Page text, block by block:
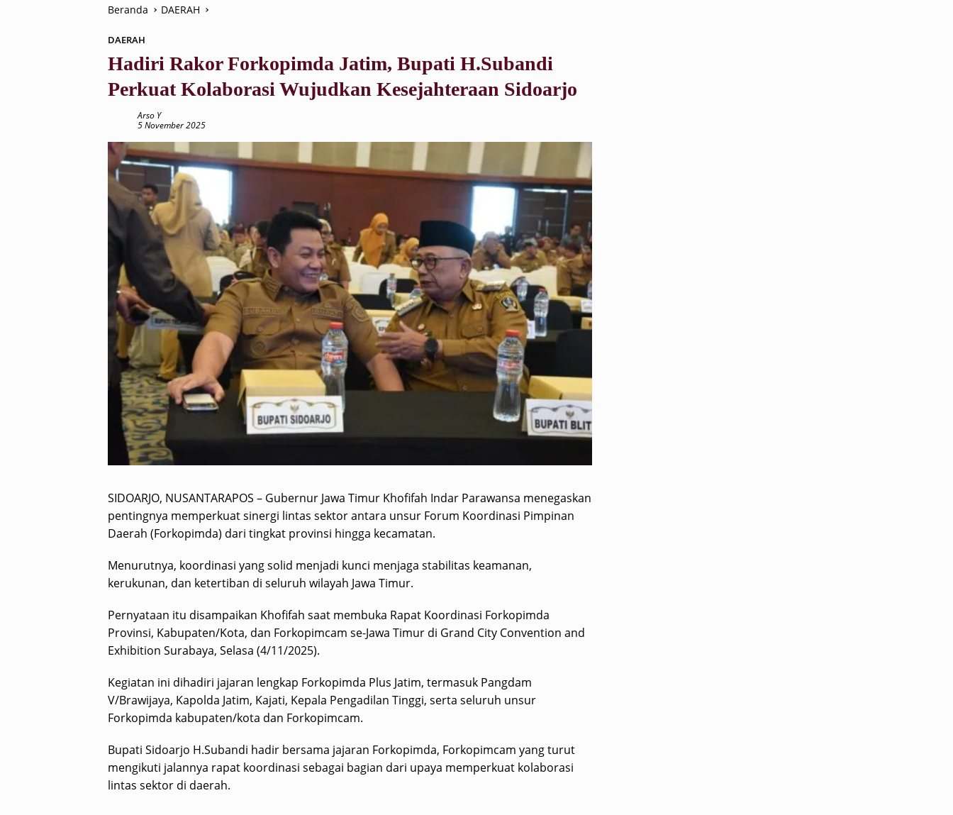
Beranda DAERAH
DAERAH
Hadiri Rakor Forkopimda Jatim, Bupati H.Subandi
Perkuat Kolaborasi Wujudkan Kesejahteraan Sidoarjo
Arso Y
5 November 2025
SIDOARJO, NUSANTARAPOS – Gubernur Jawa Timur Khofifah Indar Parawansa menegaskan
pentingnya memperkuat sinergi lintas sektor antara unsur Forum Koordinasi Pimpinan
Daerah (Forkopimda) dari tingkat provinsi hingga kecamatan.
Menurutnya, koordinasi yang solid menjadi kunci menjaga stabilitas keamanan,
kerukunan, dan ketertiban di seluruh wilayah Jawa Timur.
Pernyataan itu disampaikan Khofifah saat membuka Rapat Koordinasi Forkopimda
Provinsi, Kabupaten/Kota, dan Forkopimcam se-Jawa Timur di Grand City Convention and
Exhibition Surabaya, Selasa (4/11/2025).
Kegiatan ini dihadiri jajaran lengkap Forkopimda Plus Jatim, termasuk Pangdam
V/Brawijaya, Kapolda Jatim, Kajati, Kepala Pengadilan Tinggi, serta seluruh unsur
Forkopimda kabupaten/kota dan Forkopimcam.
Bupati Sidoarjo H.Subandi hadir bersama jajaran Forkopimda, Forkopimcam yang turut
mengikuti jalannya rapat koordinasi sebagai bagian dari upaya memperkuat kolaborasi
lintas sektor di daerah.